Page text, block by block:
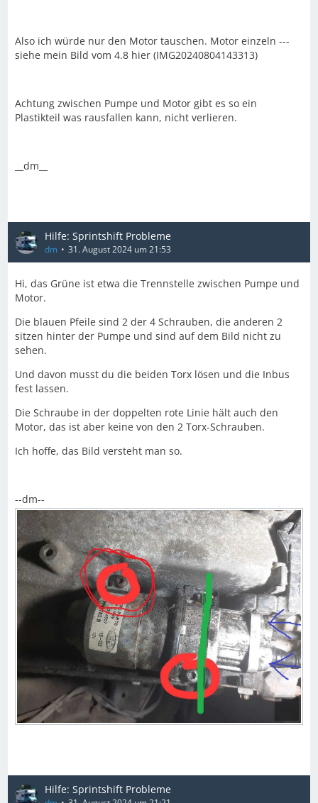
Also ich würde nur den Motor tauschen. Motor einzeln ---
siehe mein Bild vom 4.8 hier (IMG20240804143313)
Achtung zwischen Pumpe und Motor gibt es so ein
Plastikteil was rausfallen kann, nicht verlieren.
__dm__
Hilfe: Sprintshift Probleme
dm 31. August 2024 um 21:53
Hi, das Grüne ist etwa die Trennstelle zwischen Pumpe und
Motor.
Die blauen Pfeile sind 2 der 4 Schrauben, die anderen 2
sitzen hinter der Pumpe und sind auf dem Bild nicht zu
sehen.
Und davon musst du die beiden Torx lösen und die Inbus
fest lassen.
Die Schraube in der doppelten rote Linie hält auch den
Motor, das ist aber keine von den 2 Torx-Schrauben.
Ich hoffe, das Bild versteht man so.
--dm--
Hilfe: Sprintshift Probleme